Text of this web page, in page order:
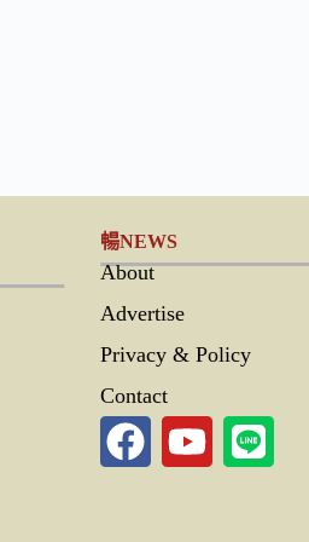
暢NEWS
About
Advertise
Privacy & Policy
Contact